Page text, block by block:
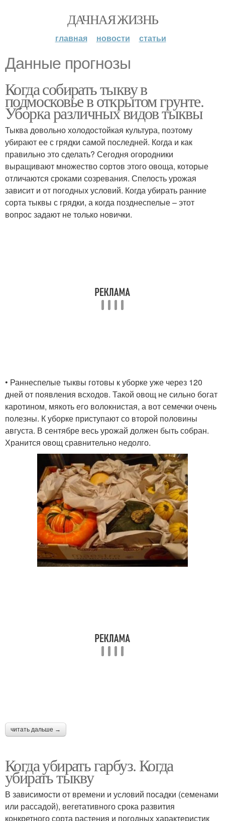
ДАЧНАЯ ЖИЗНЬ
главная новости статьи
Данные прогнозы
Когда собирать тыкву в
подмосковье в открытом грунте.
Уборка различных видов тыквы
Тыква довольно холодостойкая культура, поэтому
убирают ее с грядки самой последней. Когда и как
правильно это сделать? Сегодня огородники
выращивают множество сортов этого овоща, которые
отличаются сроками созревания. Спелость урожая
зависит и от погодных условий. Когда убирать ранние
сорта тыквы с грядки, а когда позднеспелые – этот
вопрос задают не только новички.
• Раннеспелые тыквы готовы к уборке уже через 120
дней от появления всходов. Такой овощ не сильно богат
каротином, мякоть его волокнистая, а вот семечки очень
полезны. К уборке приступают со второй половины
августа. В сентябре весь урожай должен быть собран.
Хранится овощ сравнительно недолго.
читать дальше →
Когда убирать гарбуз. Когда
убирать тыкву
В зависимости от времени и условий посадки (семенами
или рассадой), вегетативного срока развития
конкретного сорта растения и погодных характеристик